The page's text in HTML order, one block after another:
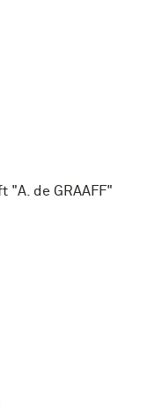
"A. de GRAAFF"